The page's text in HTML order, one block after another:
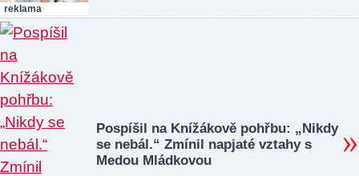
reklama
Pospíšil na Knížákově pohřbu: „Nikdy
se nebál.“ Zmínil napjaté vztahy s
Medou Mládkovou